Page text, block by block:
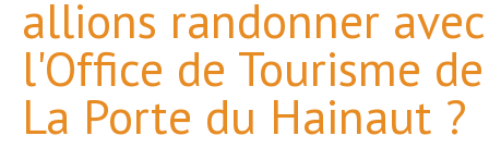
allions randonner avec
l'Office de Tourisme de
La Porte du Hainaut ?